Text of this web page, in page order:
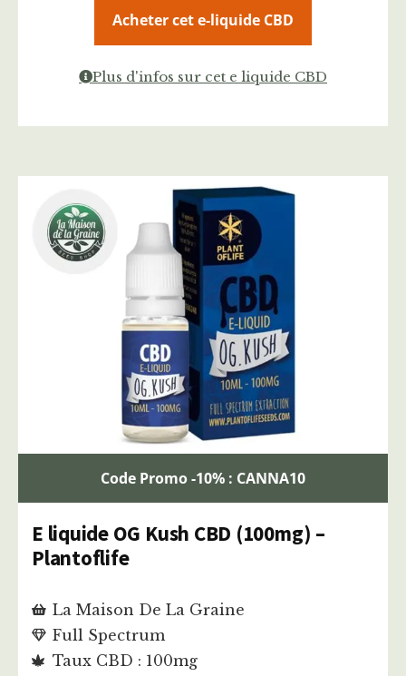
Acheter cet e-liquide CBD
Plus d'infos sur cet e liquide CBD
Code Promo -10% : CANNA10
E liquide OG Kush CBD (100mg) –
Plantoflife
La Maison De La Graine
Full Spectrum
Taux CBD : 100mg